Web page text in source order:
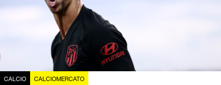
CALCIO CALCIOMERCATO